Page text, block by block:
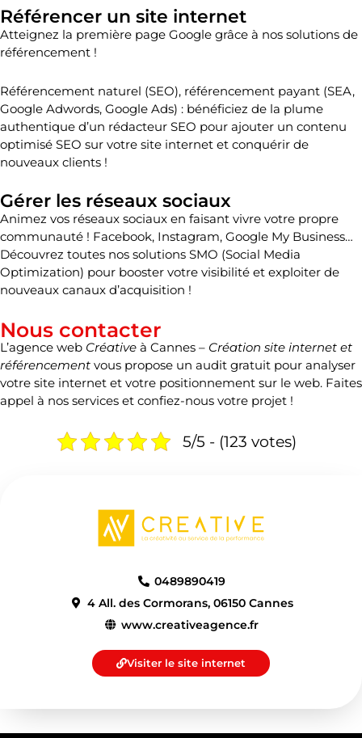
Référencer un site internet
Atteignez la première page Google grâce à nos solutions de
référencement !
Référencement naturel (SEO), référencement payant (SEA,
Google Adwords, Google Ads) : bénéficiez de la plume
authentique d’un rédacteur SEO pour ajouter un contenu
optimisé SEO sur votre site internet et conquérir de
nouveaux clients !
Gérer les réseaux sociaux
Animez vos réseaux sociaux en faisant vivre votre propre
communauté ! Facebook, Instagram, Google My Business…
Découvrez toutes nos solutions SMO (Social Media
Optimization) pour booster votre visibilité et exploiter de
nouveaux canaux d’acquisition !
Nous contacter
L’agence web Créative à Cannes – Création site internet et
référencement vous propose un audit gratuit pour analyser
votre site internet et votre positionnement sur le web. Faites
appel à nos services et confiez-nous votre projet !
5/5 - (123 votes)
0489890419
4 All. des Cormorans, 06150 Cannes
www.creativeagence.fr
Visiter le site internet